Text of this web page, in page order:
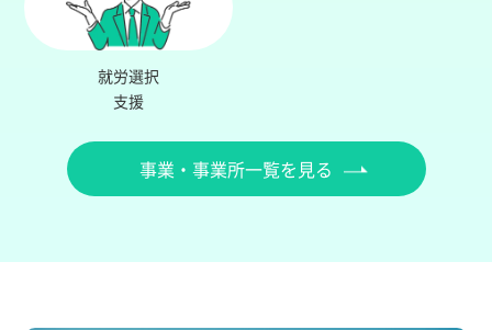
就労選択
支援
事業・事業所一覧を見る